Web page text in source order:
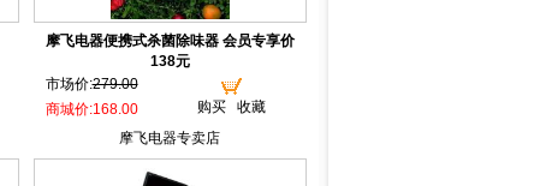
摩飞电器便携式杀菌除味器 会员专享价
138元
市场价:279.00
购买
收藏
商城价:168.00
摩飞电器专卖店